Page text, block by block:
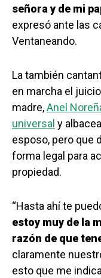
señora y de mi
expresó ante las
Ventaneando.
La también
en marcha el
madre,Anel
universal y
esposo, pero que
forma legal para
propiedad.
“Hasta ahí te
estoy muy de la
razón de que
claramente
esto que me